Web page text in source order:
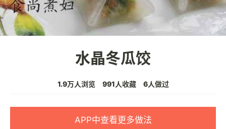
水晶冬瓜饺
1.9万人浏览 991人收藏 6人做过
APP中查看更多做法